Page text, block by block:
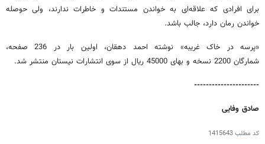
برای افرادی که علاقه‌ای به خواندن مستندات و خاطرات ندارند، ولی حوصله
خواندن رمان دارد، جالب باشد.
«پرسه در خاک غریبه» نوشته احمد دهقان، اولین بار در 236 صفحه،
شمارگان 2200 نسخه و بهای 45000 ریال از سوی انتشارات نیستان منتشر شد.
----------------------
صادق وفایی
کد مطلب1415643